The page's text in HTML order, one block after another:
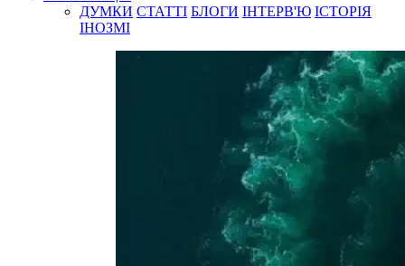
ДУМКИ СТАТТІ БЛОГИ ІНТЕРВ'Ю ІСТОРІЯ
ІНОЗМІ